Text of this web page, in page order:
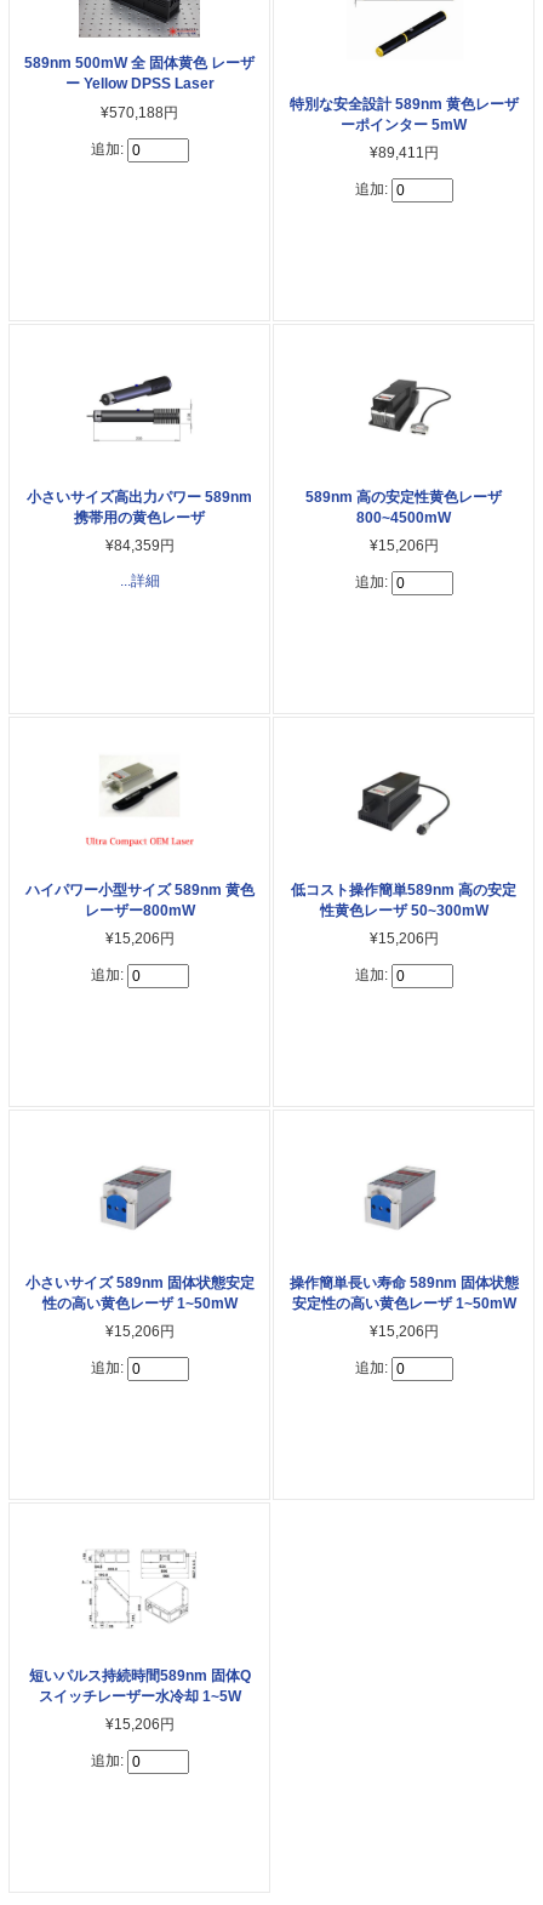
589nm 500mW 全 固体黄色 レーザ
ー Yellow DPSS Laser
¥570,188円
追加:
特別な安全設計 589nm 黄色レーザ
ーポインター 5mW
¥89,411円
追加:
小さいサイズ高出力パワー 589nm
携帯用の黄色レーザ
¥84,359円
...詳細
589nm 高の安定性黄色レーザ
800~4500mW
¥15,206円
追加:
ハイパワー小型サイズ 589nm 黄色
レーザー800mW
¥15,206円
追加:
低コスト操作簡単589nm 高の安定
性黄色レーザ 50~300mW
¥15,206円
追加:
小さいサイズ 589nm 固体状態安定
性の高い黄色レーザ 1~50mW
¥15,206円
追加:
操作簡単長い寿命 589nm 固体状態
安定性の高い黄色レーザ 1~50mW
¥15,206円
追加:
短いパルス持続時間589nm 固体Q
スイッチレーザー水冷却 1~5W
¥15,206円
追加: